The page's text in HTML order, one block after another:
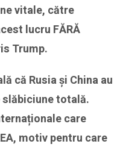
vitale, către
lucru FĂRĂ
Trump.
că Rusia și China au
totală.
care
motiv pentru care